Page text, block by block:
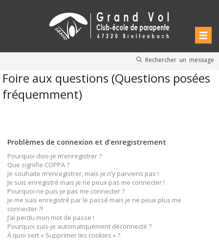
Rechercher un message
Foire aux questions (Questions posées
fréquemment)
Problèmes de connexion et d’enregistrement
Pourquoi dois-je m’enregistrer ?
Que signifie COPPA ?
Je souhaite m’enregistrer, mais je n’y parviens pas !
Je suis enregistré mais je ne peux pas me connecter !
Pourquoi ne puis-je pas me connecter ?
Je me suis enregistré par le passé mais je ne peux plus me
connecter ?!
J’ai perdu mon mot de passe !
Pourquoi suis-je automatiquement déconnecté ?
À quoi sert « Supprimer les cookies » ?